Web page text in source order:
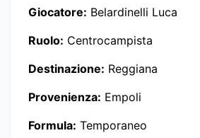
Giocatore: Belardinelli Luca
Ruolo: Centrocampista
Destinazione: Reggiana
Provenienza: Empoli
Formula: Temporaneo